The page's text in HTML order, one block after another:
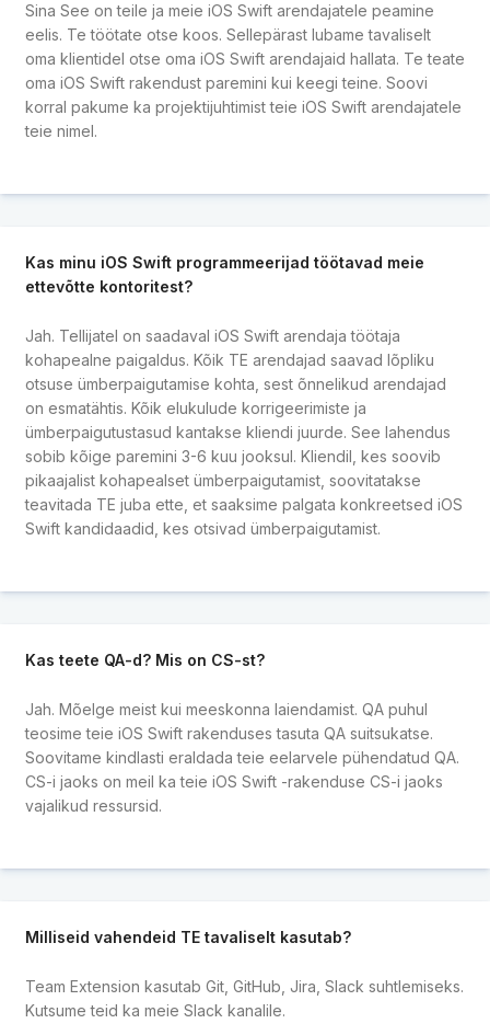
Sina See on teile ja meie iOS Swift arendajatele peamine
eelis. Te töötate otse koos. Sellepärast lubame tavaliselt
oma klientidel otse oma iOS Swift arendajaid hallata. Te teate
oma iOS Swift rakendust paremini kui keegi teine. Soovi
korral pakume ka projektijuhtimist teie iOS Swift arendajatele
teie nimel.
Kas minu iOS Swift programmeerijad töötavad meie
ettevõtte kontoritest?
Jah. Tellijatel on saadaval iOS Swift arendaja töötaja
kohapealne paigaldus. Kõik TE arendajad saavad lõpliku
otsuse ümberpaigutamise kohta, sest õnnelikud arendajad
on esmatähtis. Kõik elukulude korrigeerimiste ja
ümberpaigutustasud kantakse kliendi juurde. See lahendus
sobib kõige paremini 3-6 kuu jooksul. Kliendil, kes soovib
pikaajalist kohapealset ümberpaigutamist, soovitatakse
teavitada TE juba ette, et saaksime palgata konkreetsed iOS
Swift kandidaadid, kes otsivad ümberpaigutamist.
Kas teete QA-d? Mis on CS-st?
Jah. Mõelge meist kui meeskonna laiendamist. QA puhul
teosime teie iOS Swift rakenduses tasuta QA suitsukatse.
Soovitame kindlasti eraldada teie eelarvele pühendatud QA.
CS-i jaoks on meil ka teie iOS Swift -rakenduse CS-i jaoks
vajalikud ressursid.
Milliseid vahendeid TE tavaliselt kasutab?
Team Extension kasutab Git, GitHub, Jira, Slack suhtlemiseks.
Kutsume teid ka meie Slack kanalile.